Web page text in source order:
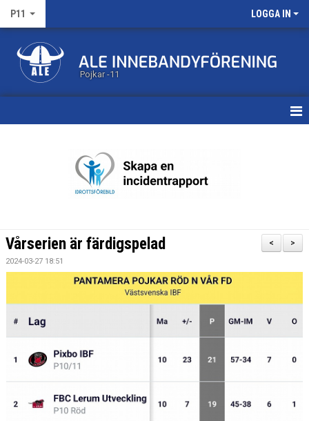
P11 LOGGA IN
Pojkar -11
BILDGALLERI
NYHETSARKIV
>
<
Vårserien är färdigspelad
2024-03-27 18:51